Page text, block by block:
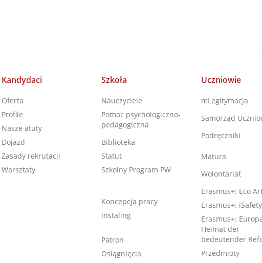
Kandydaci
Oferta
Profile
Nasze atuty
Dojazd
Zasady rekrutacji
Warsztaty
Szkoła
Nauczyciele
Pomoc psychologiczno-
pedagogiczna
Biblioteka
Statut
Szkolny Program PW
Koncepcja pracy
instaling
Patron
Osiągnięcia
Uczniowie
mLegitymacja
Samorząd
Podręczniki
Matura
Wolontariat
Erasmus+: Eco
Erasmus+:
Erasmus+:
Heimat der
bedeutender
Przedmioty